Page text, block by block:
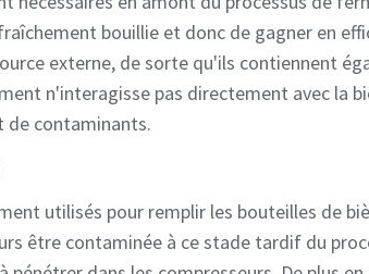
bouillie et donc de gagner en
externe, de sorte qu'ils contiennent
n'interagisse pas directement avec la
de contaminants.
utilisés pour remplir les bouteilles de
être contaminée à ce stade tardif du